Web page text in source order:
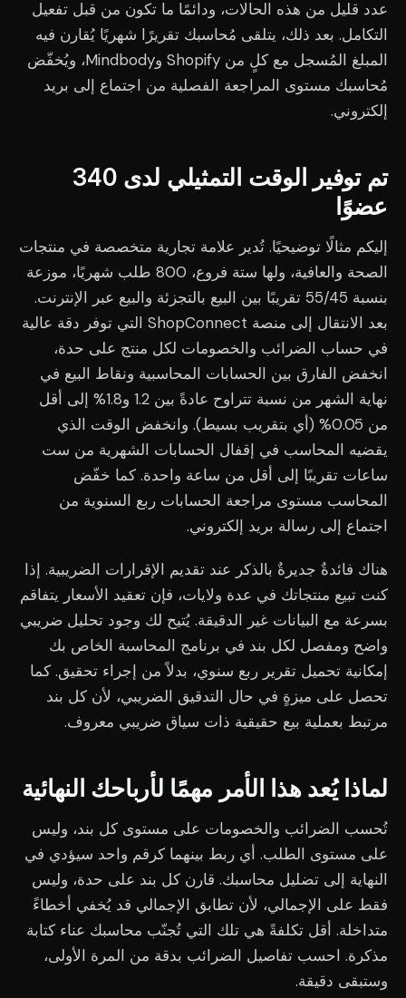
عدد قليل من هذه الحالات، ودائمًا ما تكون من قبل تفعيل
التكامل. بعد ذلك، يتلقى مُحاسبك تقريرًا شهريًا يُقارن فيه
المبلغ المُسجل مع كلٍ من Shopify وMindbody، ويُخفّض
مُحاسبك مستوى المراجعة الفصلية من اجتماع إلى بريد
إلكتروني.
تم توفير الوقت التمثيلي لدى 340
عضوًا
إليكم مثالًا توضيحيًا. تُدير علامة تجارية متخصصة في منتجات
الصحة والعافية، ولها ستة فروع، 800 طلب شهريًا، موزعة
بنسبة 55/45 تقريبًا بين البيع بالتجزئة والبيع عبر الإنترنت.
بعد الانتقال إلى منصة ShopConnect التي توفر دقة عالية
في حساب الضرائب والخصومات لكل منتج على حدة،
انخفض الفارق بين الحسابات المحاسبية ونقاط البيع في
نهاية الشهر من نسبة تتراوح عادةً بين 1.2 و1.8% إلى أقل
من 0.05% (أي بتقريب بسيط). وانخفض الوقت الذي
يقضيه المحاسب في إقفال الحسابات الشهرية من ست
ساعات تقريبًا إلى أقل من ساعة واحدة. كما خفّض
المحاسب مستوى مراجعة الحسابات ربع السنوية من
اجتماع إلى رسالة بريد إلكتروني.
هناك فائدةٌ جديرةٌ بالذكر عند تقديم الإقرارات الضريبية. إذا
كنت تبيع منتجاتك في عدة ولايات، فإن تعقيد الأسعار يتفاقم
بسرعة مع البيانات غير الدقيقة. يُتيح لك وجود تحليل ضريبي
واضح ومفصل لكل بند في برنامج المحاسبة الخاص بك
إمكانية تحميل تقرير ربع سنوي، بدلاً من إجراء تحقيق. كما
تحصل على ميزةٍ في حال التدقيق الضريبي، لأن كل بند
مرتبط بعملية بيع حقيقية ذات سياق ضريبي معروف.
لماذا يُعد هذا الأمر مهمًا لأرباحك النهائية
تُحسب الضرائب والخصومات على مستوى كل بند، وليس
على مستوى الطلب. أي ربط بينهما كرقم واحد سيؤدي في
النهاية إلى تضليل محاسبك. قارن كل بند على حدة، وليس
فقط على الإجمالي، لأن تطابق الإجمالي قد يُخفي أخطاءً
متداخلة. أقل تكلفةً هي تلك التي تُجنّب محاسبك عناء كتابة
مذكرة. احسب تفاصيل الضرائب بدقة من المرة الأولى،
وستبقى دقيقة.